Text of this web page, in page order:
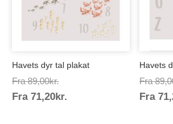
Havets dyr tal plakat
Fra 89,00kr.Prisinterval:
89,00kr.
Fra 71,20kr.
Havets
Fra
Fra